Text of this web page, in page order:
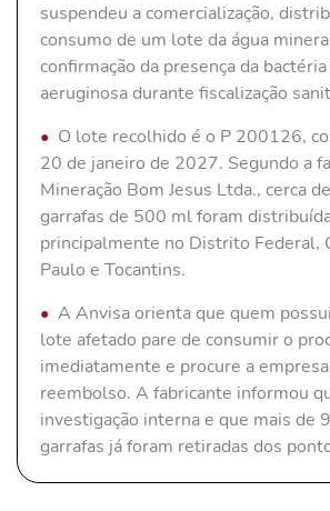
suspendeu a comercialização,
consumo de um lote da água
confirmação da presença da
aeruginosa durante fiscalização
O lote recolhido é o P 200126,
20 de janeiro de 2027. Segundo a
Mineração Bom Jesus Ltda., cerca
garrafas de 500 ml foram
principalmente no Distrito Federal,
Paulo e Tocantins.
A Anvisa orienta que quem
lote afetado pare de consumir o
imediatamente e procure a
reembolso. A fabricante informou
investigação interna e que mais de
garrafas já foram retiradas dos